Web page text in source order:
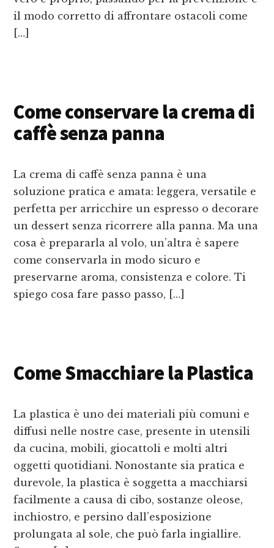
il modo corretto di affrontare ostacoli come
[…]
Come conservare la crema di
caffè senza panna
La crema di caffè senza panna è una
soluzione pratica e amata: leggera, versatile e
perfetta per arricchire un espresso o decorare
un dessert senza ricorrere alla panna. Ma una
cosa è prepararla al volo, un’altra è sapere
come conservarla in modo sicuro e
preservarne aroma, consistenza e colore. Ti
spiego cosa fare passo passo, […]
Come Smacchiare la Plastica
La plastica è uno dei materiali più comuni e
diffusi nelle nostre case, presente in utensili
da cucina, mobili, giocattoli e molti altri
oggetti quotidiani. Nonostante sia pratica e
durevole, la plastica è soggetta a macchiarsi
facilmente a causa di cibo, sostanze oleose,
inchiostro, e persino dall’esposizione
prolungata al sole, che può farla ingiallire.